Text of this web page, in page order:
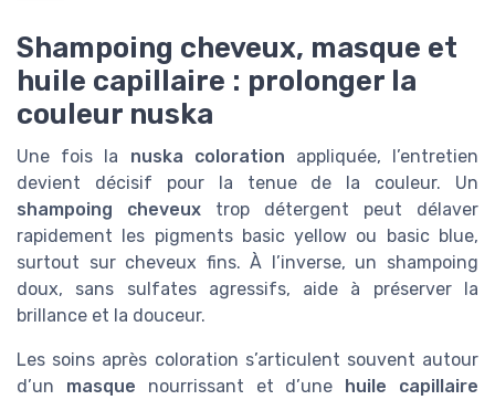
Shampoing cheveux, masque et
huile capillaire : prolonger la
couleur nuska
Une fois la nuska coloration appliquée, l’entretien
devient décisif pour la tenue de la couleur. Un
shampoing cheveux trop détergent peut délaver
rapidement les pigments basic yellow ou basic blue,
surtout sur cheveux fins. À l’inverse, un shampoing
doux, sans sulfates agressifs, aide à préserver la
brillance et la douceur.
Les soins après coloration s’articulent souvent autour
d’un masque nourrissant et d’une huile capillaire